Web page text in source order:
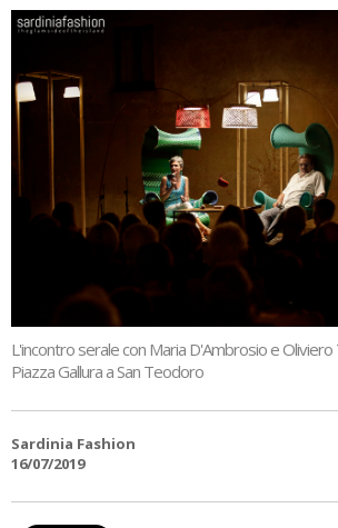
L'incontro serale con Maria D'Ambrosio e Oliviero
Piazza Gallura a San Teodoro
Sardinia Fashion
16/07/2019